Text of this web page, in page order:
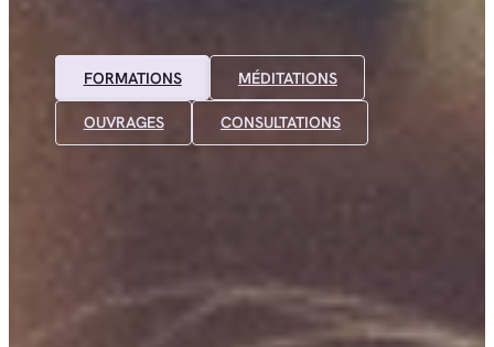
FORMATIONS MÉDITATIONS
OUVRAGES CONSULTATIONS